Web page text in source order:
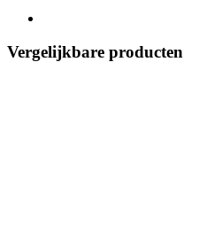
Vergelijkbare producten